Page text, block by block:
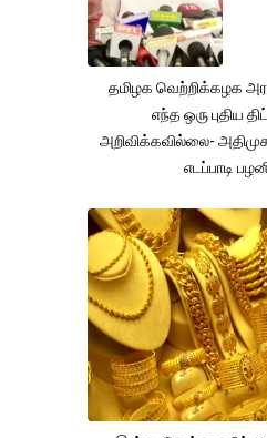
தமிழக வெற்றிக்கழக
எந்த ஒரு புதிய
அறிவிக்கவில்லை-
எடப்பாடி